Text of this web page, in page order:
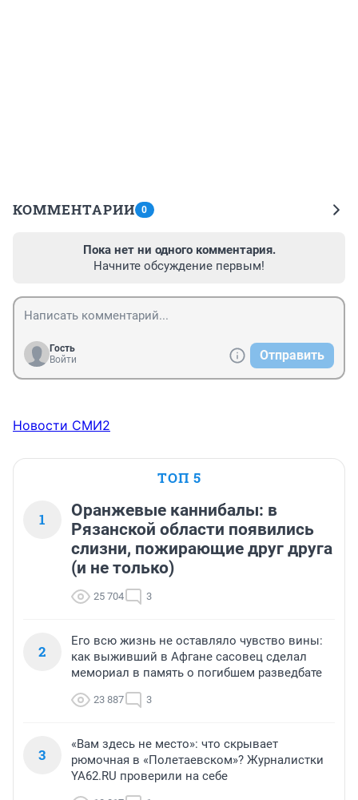
КОММЕНТАРИИ 0
Пока нет ни одного комментария.
Начните обсуждение первым!
Гость
Войти
Отправить
Новости СМИ2
ТОП 5
1
Оранжевые каннибалы: в
Рязанской области появились
слизни, пожирающие друг друга
(и не только)
25 704 3
2
Его всю жизнь не оставляло чувство вины:
как выживший в Афгане сасовец сделал
мемориал в память о погибшем разведбате
23 887 3
3
«Вам здесь не место»: что скрывает
рюмочная в «Полетаевском»? Журналистки
YA62.RU проверили на себе